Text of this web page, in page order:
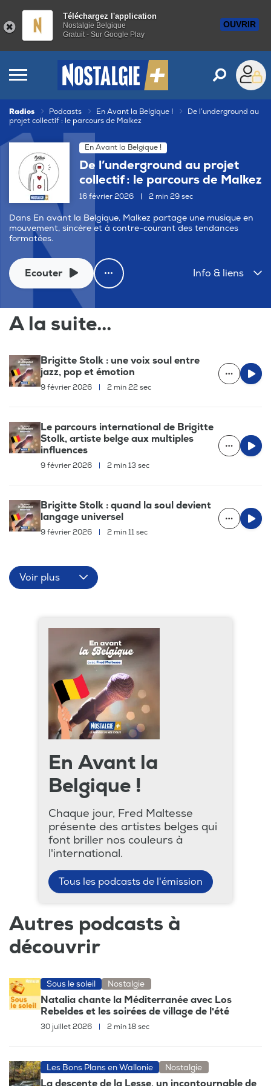
Téléchargez l'application
Nostalgie Belgique
Gratuit - Sur Google Play
OUVRIR
Radios Podcasts En Avant la Belgique !
De l’underground au
projet collectif : le parcours de Malkez
En Avant la Belgique !
De l’underground au projet
collectif : le parcours de Malkez
16 février 2026 2 min 29 sec
Dans En avant la Belgique, Malkez partage une musique en
mouvement, sincère et à contre-courant des tendances
formatées.
Ecouter Info & liens
A la suite...
Brigitte Stolk : une voix soul entre
jazz, pop et émotion
9 février 2026 | 2 min 22 sec
Le parcours international de Brigitte
Stolk, artiste belge aux multiples
influences
9 février 2026 | 2 min 13 sec
Brigitte Stolk : quand la soul devient
langage universel
9 février 2026 | 2 min 11 sec
Voir plus
En Avant la
Belgique !
Chaque jour, Fred Maltesse
présente des artistes belges qui
font briller nos couleurs à
l'international.
Tous les podcasts de l'émission
Autres podcasts à
découvrir
Sous le soleil Nostalgie
Natalia chante la Méditerranée avec Los
Rebeldes et les soirées de village de l'été
30 juillet 2026 2 min 18 sec
Les Bons Plans en Wallonie Nostalgie